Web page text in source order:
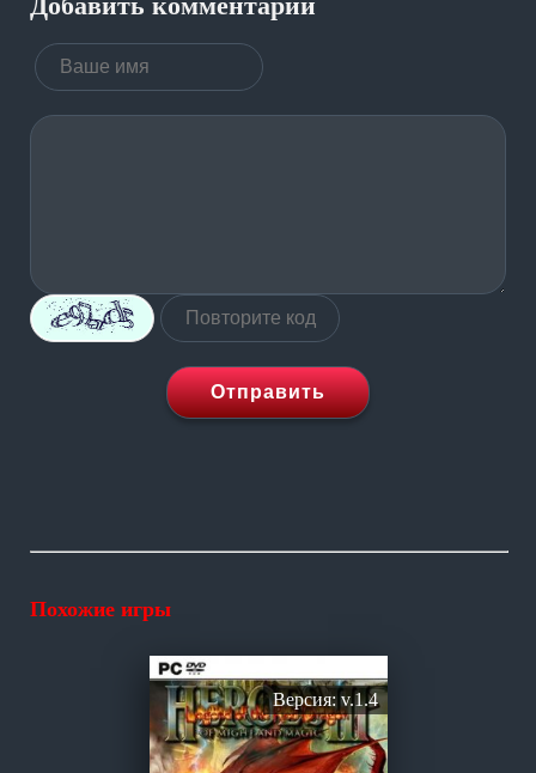
Отправить
Похожие игры
Версия: v.1.4